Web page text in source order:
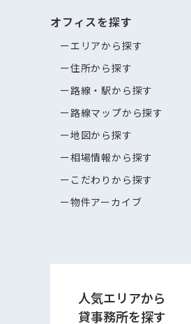
オフィスを探す
エリアから探す
住所から探す
路線・駅から探す
路線マップから探す
地図から探す
相場情報から探す
こだわりから探す
物件アーカイブ
人気エリアから
貸事務所を探す